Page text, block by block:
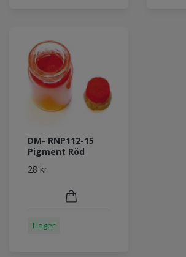
DM- RNP112-15
Pigment Röd
28 kr
I lager